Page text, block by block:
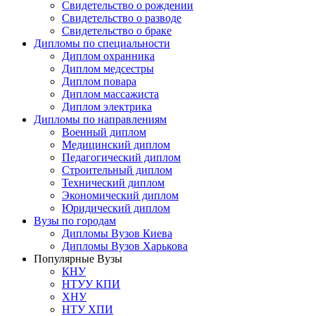
Свидетельство о рождении
Свидетельство о разводе
Свидетельство о браке
Дипломы по специальности
Диплом охранника
Диплом медсестры
Диплом повара
Диплом массажиста
Диплом электрика
Дипломы по направлениям
Военный диплом
Медицинский диплом
Педагогический диплом
Строительный диплом
Технический диплом
Экономический диплом
Юридический диплом
Вузы по городам
Дипломы Вузов Киева
Дипломы Вузов Харькова
Популярные Вузы
КНУ
НТУУ КПИ
ХНУ
НТУ ХПИ